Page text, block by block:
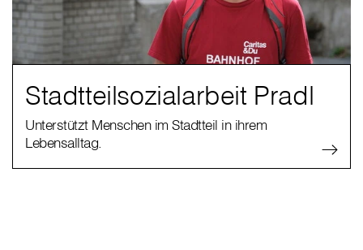
Stadtteilsozialarbeit Pradl
Unterstützt Menschen im Stadtteil in ihrem
Lebensalltag.